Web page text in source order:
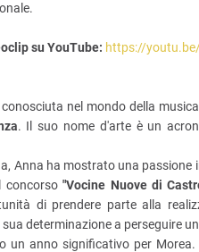
su YouTube: https://youtu.be/
conosciuta nel mondo della
. Il suo nome d'arte è un
Anna ha mostrato una
concorso"Vocine Nuove di
di prendere parte alla
determinazione a perseguire
un anno significativo per